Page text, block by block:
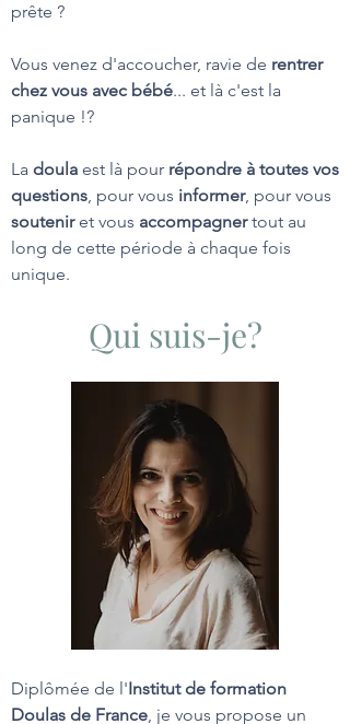
prête ?
Vous venez d'accoucher, ravie de rentrer
chez vous avec bébé... et là c'est la
panique !?
La doula est là pour répondre à toutes vos
questions, pour vous informer, pour vous
souteniret vous accompagnertout au
long de cette période à chaque fois
unique.
Qui suis-je?
Diplômée de l'Institut de formation
Doulas de France, je vous propose un